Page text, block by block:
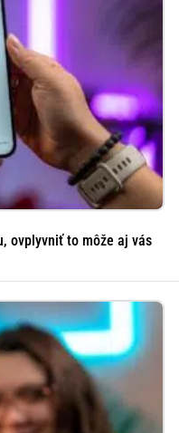
ovplyvniť to môže aj vás